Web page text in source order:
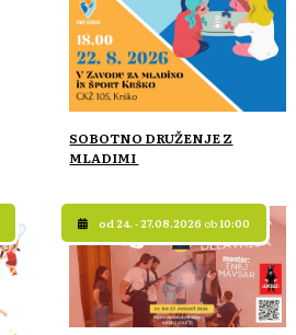
SOBOTNO DRUŽENJE Z
MLADIMI
od 24. - 27.08.2026 ob10:00